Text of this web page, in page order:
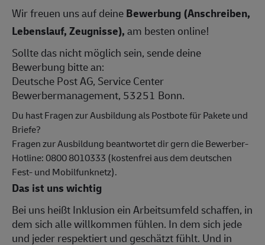
Wir freuen uns auf deineBewerbung (Anschreiben,
Lebenslauf, Zeugnisse),am besten online!
Sollte das nicht möglich sein, sende deine
Bewerbung bitte an:
Deutsche Post AG, Service Center
Bewerbermanagement, 53251 Bonn.
Du hast Fragen zur Ausbildung als Postbote für Pakete und
Briefe?
Fragen zur Ausbildung beantwortet dir gern die Bewerber-
Hotline: 0800 8010333 (kostenfrei aus dem deutschen
Fest- und Mobilfunknetz).
Das ist uns wichtig
Bei uns heißt Inklusion ein Arbeitsumfeld schaffen, in
dem sich alle willkommen fühlen. In dem sich jede
und jeder respektiert und geschätzt fühlt. Und in